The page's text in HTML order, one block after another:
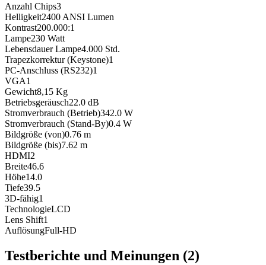
Anzahl Chips3
Helligkeit2400 ANSI Lumen
Kontrast200.000:1
Lampe230 Watt
Lebensdauer Lampe4.000 Std.
Trapezkorrektur (Keystone)1
PC-Anschluss (RS232)1
VGA1
Gewicht8,15 Kg
Betriebsgeräusch22.0 dB
Stromverbrauch (Betrieb)342.0 W
Stromverbrauch (Stand-By)0.4 W
Bildgröße (von)0.76 m
Bildgröße (bis)7.62 m
HDMI2
Breite46.6
Höhe14.0
Tiefe39.5
3D-fähig1
TechnologieLCD
Lens Shift1
AuflösungFull-HD
Testberichte und Meinungen (2)